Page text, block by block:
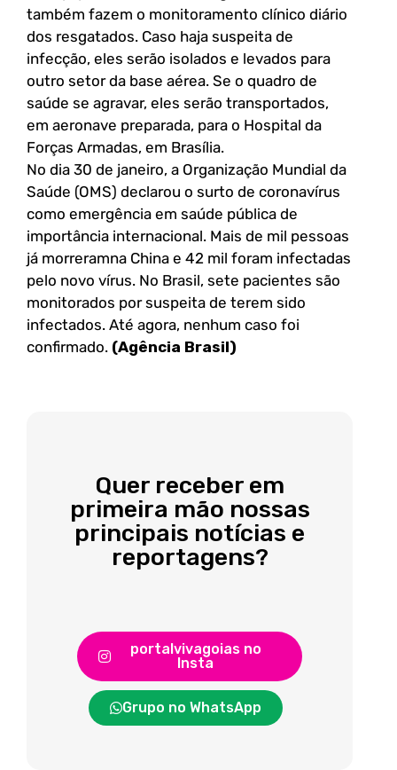
também fazem o monitoramento clínico diário
dos resgatados. Caso haja suspeita de
infecção, eles serão isolados e levados para
outro setor da base aérea. Se o quadro de
saúde se agravar, eles serão transportados,
em aeronave preparada, para o Hospital da
Forças Armadas, em Brasília.
No dia 30 de janeiro, a Organização Mundial da
Saúde (OMS) declarou o surto de coronavírus
como emergência em saúde pública de
importância internacional. Mais de mil pessoas
já morreramna China e 42 mil foram infectadas
pelo novo vírus. No Brasil, sete pacientes são
monitorados por suspeita de terem sido
infectados. Até agora, nenhum caso foi
confirmado. (Agência Brasil)
Quer receber em
primeira mão nossas
principais notícias e
reportagens?
portalvivagoias no
Insta
Grupo no WhatsApp